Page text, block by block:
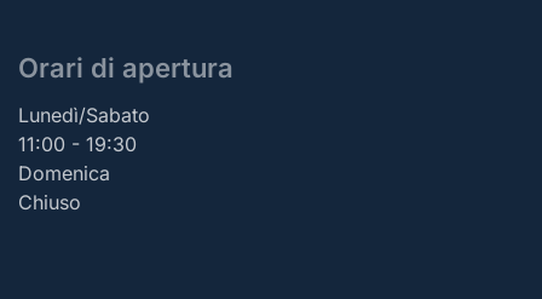
Orari di apertura
Lunedì/Sabato
11:00 - 19:30
Domenica
Chiuso